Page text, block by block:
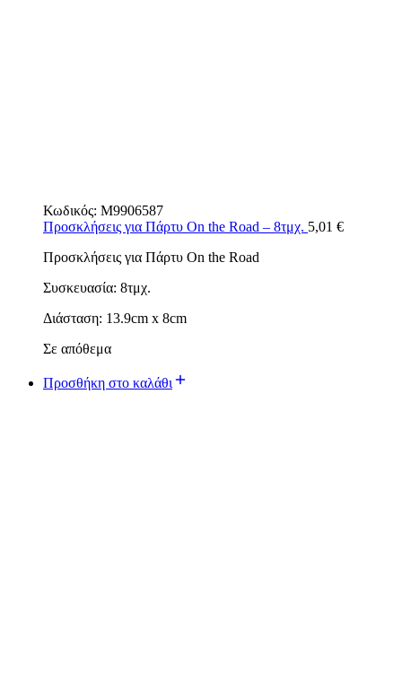
Κωδικός: M9906587
Προσκλήσεις για Πάρτυ On the Road – 8τμχ. 5,01 €
Προσκλήσεις για Πάρτυ On the Road
Συσκευασία: 8τμχ.
Διάσταση: 13.9cm x 8cm
Σε απόθεμα
Προσθήκη στο καλάθι